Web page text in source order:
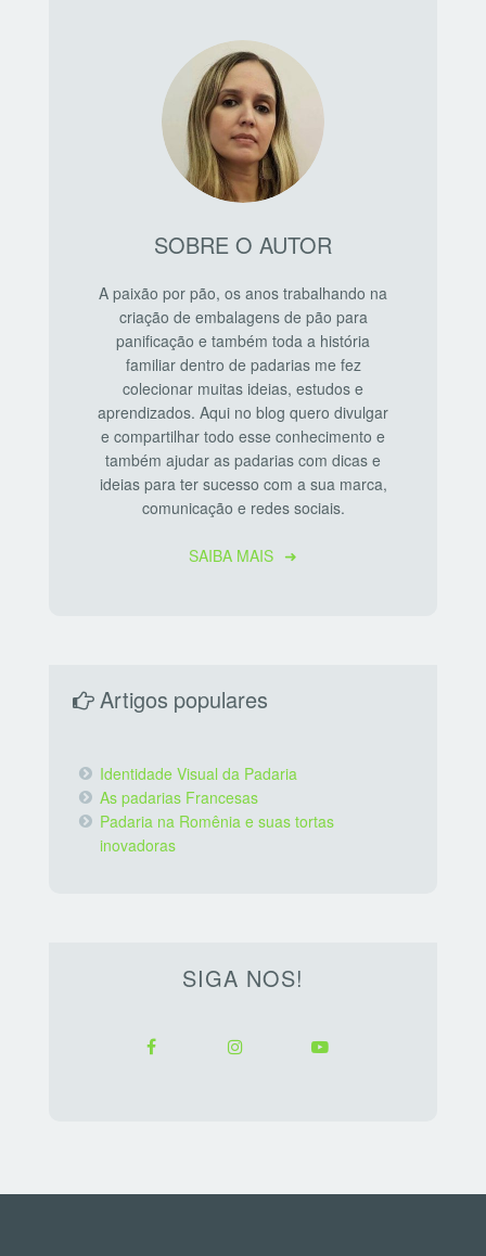
SOBRE O AUTOR
A paixão por pão, os anos trabalhando na
criação de embalagens de pão para
panificação e também toda a história
familiar dentro de padarias me fez
colecionar muitas ideias, estudos e
aprendizados. Aqui no blog quero divulgar
e compartilhar todo esse conhecimento e
também ajudar as padarias com dicas e
ideias para ter sucesso com a sua marca,
comunicação e redes sociais.
SAIBA MAIS
Artigos populares
Identidade Visual da Padaria
As padarias Francesas
Padaria na Romênia e suas tortas
inovadoras
SIGA NOS!